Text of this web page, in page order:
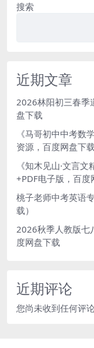
搜索
近期文章
2026林阳初三春季
盘下载
《马哥初中中考数
资源，百度网盘下
《知木见山·文言
+PDF电子版，百度
桃子老师中考英语
载）
2026秋季人教版七
度网盘下载
近期评论
您尚未收到任何评论